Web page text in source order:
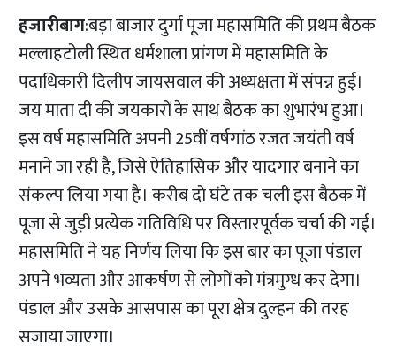
हजारीबाग:बड़ा बाजार दुर्गा पूजा महासमिति की प्रथम बैठक
मल्लाहटोली स्थित धर्मशाला प्रांगण में महासमिति के
पदाधिकारी दिलीप जायसवाल की अध्यक्षता में संपन्न हुई।
जय माता दी की जयकारों के साथ बैठक का शुभारंभ हुआ।
इस वर्ष महासमिति अपनी 25वीं वर्षगांठ रजत जयंती वर्ष
मनाने जा रही है, जिसे ऐतिहासिक और यादगार बनाने का
संकल्प लिया गया है। करीब दो घंटे तक चली इस बैठक में
पूजा से जुड़ी प्रत्येक गतिविधि पर विस्तारपूर्वक चर्चा की गई।
महासमिति ने यह निर्णय लिया कि इस बार का पूजा पंडाल
अपने भव्यता और आकर्षण से लोगों को मंत्रमुग्ध कर देगा।
पंडाल और उसके आसपास का पूरा क्षेत्र दुल्हन की तरह
सजाया जाएगा।